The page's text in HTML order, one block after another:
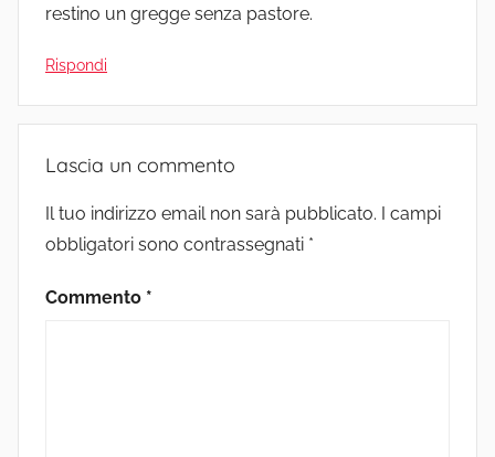
restino un gregge senza pastore.
Rispondi
Lascia un commento
Il tuo indirizzo email non sarà pubblicato. I campi
obbligatori sono contrassegnati *
Commento *